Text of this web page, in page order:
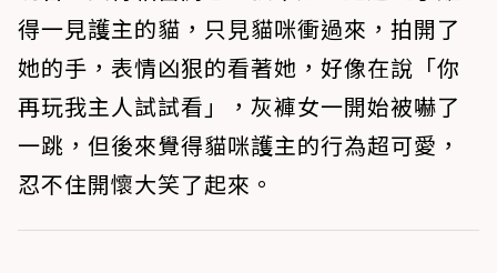
得一見護主的貓，只見貓咪衝過來，拍開了
她的手，表情凶狠的看著她，好像在說「你
再玩我主人試試看」，灰褲女一開始被嚇了
一跳，但後來覺得貓咪護主的行為超可愛，
忍不住開懷大笑了起來。